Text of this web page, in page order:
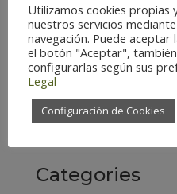
abril 2020
marzo 2020
febrero 2019
septiembre 2018
Categories
Utilizamos cookies
nuestros servicios
navegación. Puede aceptar
el botón "Aceptar",
configurarlas según sus
Legal
Configuración de Cookies